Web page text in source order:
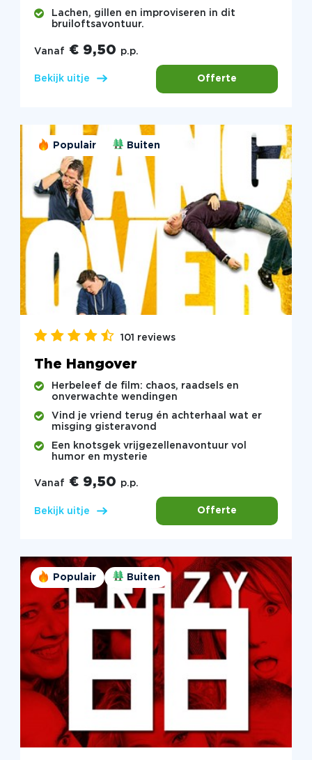
Lachen, gillen en improviseren in dit
bruiloftsavontuur.
Vanaf € 9,50 p.p.
Bekijk uitje Offerte
Populair Buiten
101 reviews
The Hangover
Herbeleef de film: chaos, raadsels en
onverwachte wendingen
Vind je vriend terug én achterhaal wat er
misging gisteravond
Een knotsgek vrijgezellenavontuur vol
humor en mysterie
Vanaf € 9,50 p.p.
Bekijk uitje Offerte
Populair Buiten